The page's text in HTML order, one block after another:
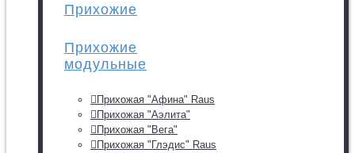
Прихожие
Прихожие
модульные
Прихожая "Афина" Raus
Прихожая "Аэлита"
Прихожая "Вега"
Прихожая "Глэдис" Raus